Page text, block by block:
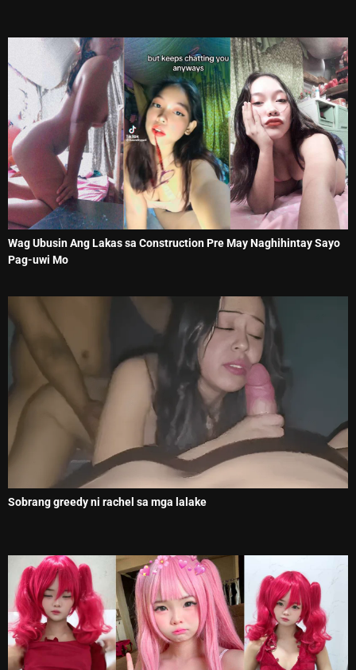
Wag Ubusin Ang Lakas sa Construction Pre May Naghihintay Sayo
Pag-uwi Mo
Sobrang greedy ni rachel sa mga lalake